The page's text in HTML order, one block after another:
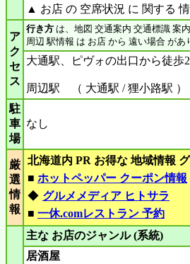
▲ お店 の 空席状況 に 関する
ア
ク
セ
ス
行き方 は、地図 交通案内 交通標識 案
周辺 駅情報 は お店 から 遠い場合 が
大通駅、ピヴォの出口から徒歩
周辺駅 （ 大通駅 / 狸小路駅 ）
駐
車
場
なし
厳
選
情
報
北海道内 PR お得な 地域情報
■ ホットペッパー クーポン情報
◆ グルメメディア ヒトサラ
■ 一休.comレストラン 予約
主な お店のジャンル (系統)
居酒屋